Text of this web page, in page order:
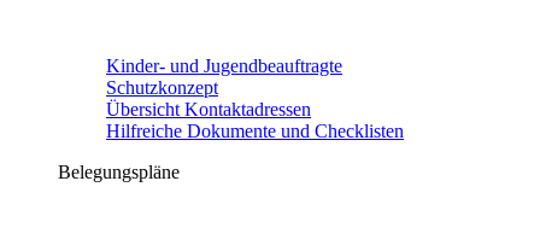
Kinder- und Jugendbeauftragte
Schutzkonzept
Übersicht Kontaktadressen
Hilfreiche Dokumente und Checklisten
Belegungspläne